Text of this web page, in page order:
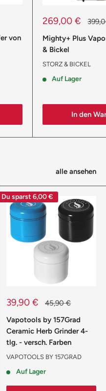
von
Sonderpreis
269,00 €
Mighty+ Plus
& Bickel
STORZ & BICKEL
Auf Lager
In den
alle ansehen
Du sparst 6,00 €
Sonderpreis
39,90 € Normalpreis
45,90 €
Vapotools by 157Grad
Ceramic Herb Grinder 4-
tlg. - versch. Farben
VAPOTOOLS BY 157GRAD
Auf Lager